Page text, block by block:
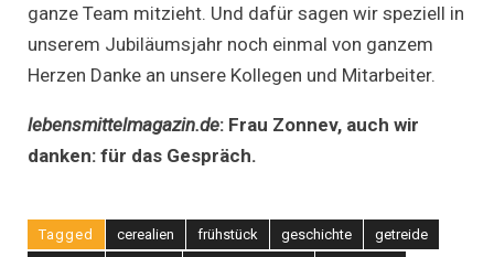
ganze Team mitzieht. Und dafür sagen wir speziell in
unserem Jubiläumsjahr noch einmal von ganzem
Herzen Danke an unsere Kollegen und Mitarbeiter.
lebensmittelmagazin.de: Frau Zonnev, auch wir
danken: für das Gespräch.
Tagged cerealien frühstück geschichte
getreide